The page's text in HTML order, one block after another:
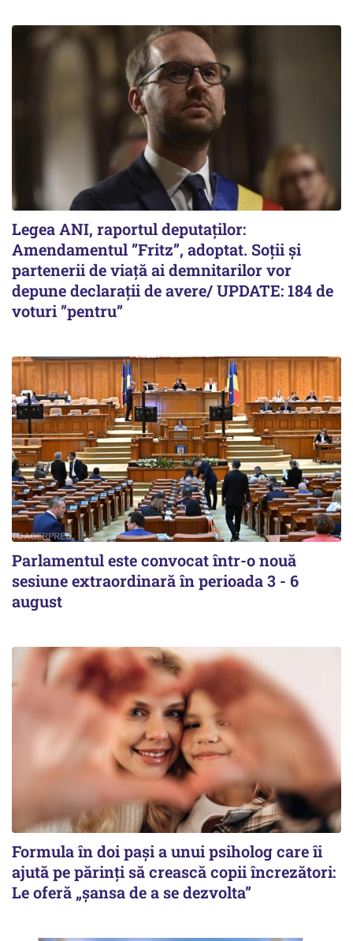
Legea ANI, raportul deputaților:
Amendamentul ”Fritz”, adoptat. Soții și
partenerii de viață ai demnitarilor vor
depune declarații de avere/ UPDATE: 184 de
voturi ”pentru”
Parlamentul este convocat într-o nouă
sesiune extraordinară în perioada 3 - 6
august
Formula în doi pași a unui psiholog care îi
ajută pe părinți să crească copii încrezători:
Le oferă „șansa de a se dezvolta”